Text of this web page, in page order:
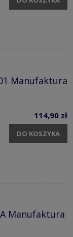
Manufaktura
114,90 zł
DO KOSZYKA
Manufaktura